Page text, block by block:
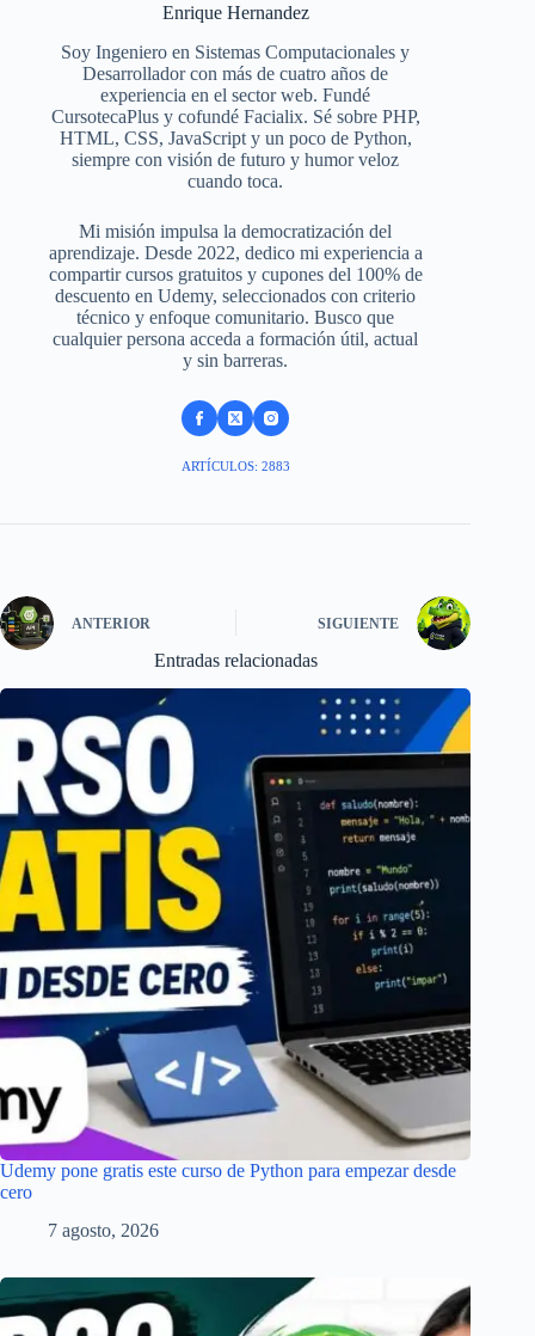
Enrique Hernandez
Soy Ingeniero en Sistemas Computacionales y
Desarrollador con más de cuatro años de
experiencia en el sector web. Fundé
CursotecaPlus y cofundé Facialix. Sé sobre PHP,
HTML, CSS, JavaScript y un poco de Python,
siempre con visión de futuro y humor veloz
cuando toca.
Mi misión impulsa la democratización del
aprendizaje. Desde 2022, dedico mi experiencia a
compartir cursos gratuitos y cupones del 100% de
descuento en Udemy, seleccionados con criterio
técnico y enfoque comunitario. Busco que
cualquier persona acceda a formación útil, actual
y sin barreras.
ARTÍCULOS: 2883
ANTERIOR SIGUIENTE
Entradas relacionadas
Udemy pone gratis este curso de Python para empezar desde
cero
7 agosto, 2026